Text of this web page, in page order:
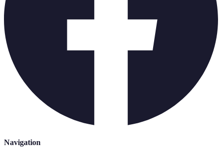
Navigation